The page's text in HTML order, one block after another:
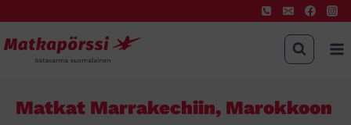
Matkat Marrakechiin, Marokkoon